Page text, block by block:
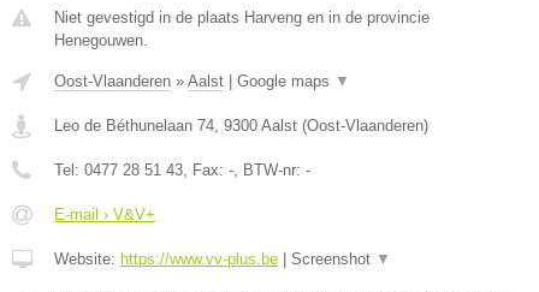
Niet gevestigd in de plaats Harveng en in de provincie
Henegouwen.
Oost-Vlaanderen » Aalst Google maps ▼
Leo de Béthunelaan 74, 9300 Aalst (Oost-Vlaanderen)
Tel: 0477 28 51 43, Fax: -, BTW-nr: -
E-mail › V&V+
Website: https://www.vv-plus.be Screenshot ▼